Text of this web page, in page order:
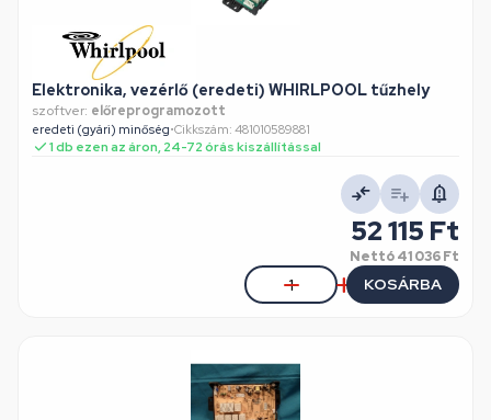
Elektronika, vezérlő (eredeti) WHIRLPOOL tűzhely
szoftver: előreprogramozott
eredeti (gyári) minőség•Cikkszám: 481010589881
1 db ezen az áron, 24-72 órás kiszállítással
52 115 Ft
Nettó41 036 Ft
KOSÁRBA